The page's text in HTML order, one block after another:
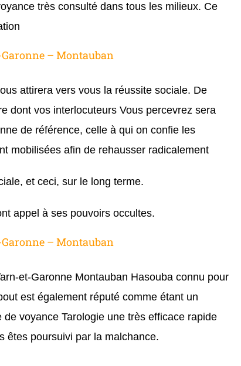
très consulté dans tous les milieux. Ce
– Montauban
attirera vers vous la réussite sociale. De
dont vos interlocuteurs Vous percevrez sera
de référence, celle à qui on confie les
mobilisées afin de rehausser radicalement
et ceci, sur le long terme.
appel à ses pouvoirs occultes.
– Montauban
et-Garonne Montauban Hasouba connu pour
est également réputé comme étant un
voyance Tarologie une très efficace rapide
êtes poursuivi par la malchance.